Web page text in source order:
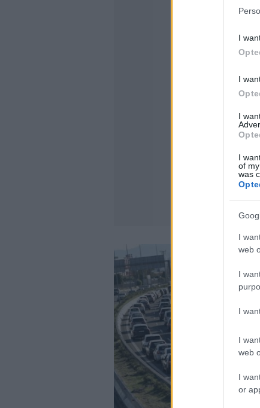
I
I
I
I
of
was
I
web
I
I
I
web
I
or